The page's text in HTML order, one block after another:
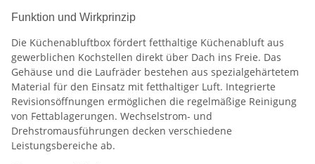
Funktion und Wirkprinzip
Die Küchenabluftbox fördert fetthaltige Küchenabluft aus
gewerblichen Kochstellen direkt über Dach ins Freie. Das
Gehäuse und die Laufräder bestehen aus spezialgehärtetem
Material für den Einsatz mit fetthaltiger Luft. Integrierte
Revisionsöffnungen ermöglichen die regelmäßige Reinigung
von Fettablagerungen. Wechselstrom- und
Drehstromausführungen decken verschiedene
Leistungsbereiche ab.